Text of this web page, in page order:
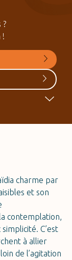
charme par
et son
contemplation,
C’est
à allier
de l’agitation
?
!